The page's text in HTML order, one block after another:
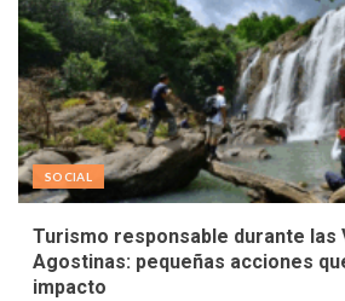
SOCIAL
Turismo responsable durante las
Agostinas: pequeñas acciones
impacto